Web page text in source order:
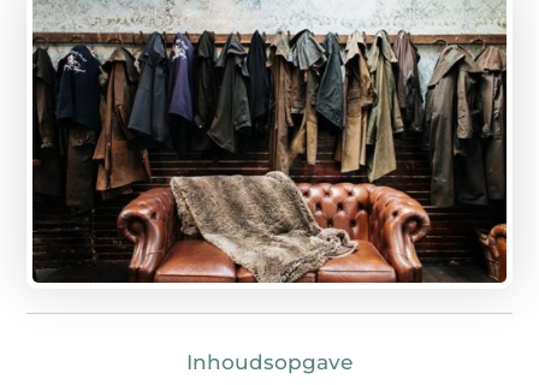
Inhoudsopgave